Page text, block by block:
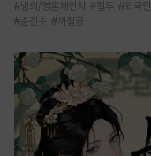
#빙의/영혼체인지 #질투 #외국인
#순진수 #까칠공